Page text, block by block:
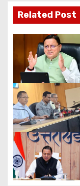
s
t
n
a
v
i
g
a
t
Related Post